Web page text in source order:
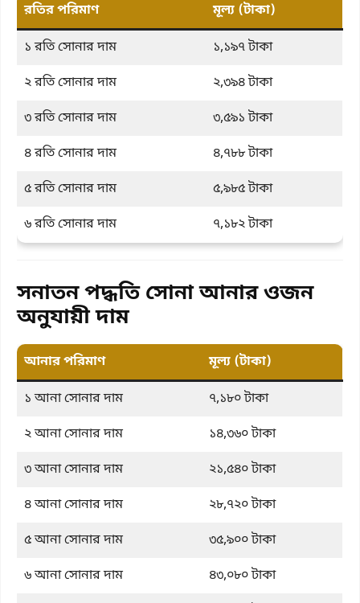
রতির পরিমাণ মূল্য (টাকা)
১ রতি সোনার দাম
১,১৯৭ টাকা
২ রতি সোনার দাম
২,৩৯৪ টাকা
৩ রতি সোনার দাম
৩,৫৯১ টাকা
৪ রতি সোনার দাম
৪,৭৮৮ টাকা
৫ রতি সোনার দাম
৫,৯৮৫ টাকা
৬ রতি সোনার দাম
৭,১৮২ টাকা
সনাতন পদ্ধতি সোনা আনার ওজন
অনুযায়ী দাম
আনার পরিমাণ মূল্য (টাকা)
১ আনা সোনার দাম
৭,১৮০ টাকা
২ আনা সোনার দাম
১৪,৩৬০ টাকা
৩ আনা সোনার দাম
২১,৫৪০ টাকা
৪ আনা সোনার দাম
২৮,৭২০ টাকা
৫ আনা সোনার দাম
৩৫,৯০০ টাকা
৬ আনা সোনার দাম
৪৩,০৮০ টাকা